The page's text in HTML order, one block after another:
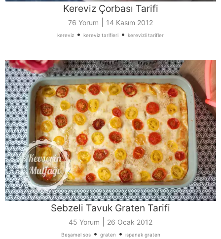
Kereviz Çorbası Tarifi
76 Yorum 14 Kasım 2012
kereviz • kereviz tarifleri • kerevizli tarifler
Sebzeli Tavuk Graten Tarifi
45 Yorum 26 Ocak 2012
Beşamel sos• graten • ıspanak graten